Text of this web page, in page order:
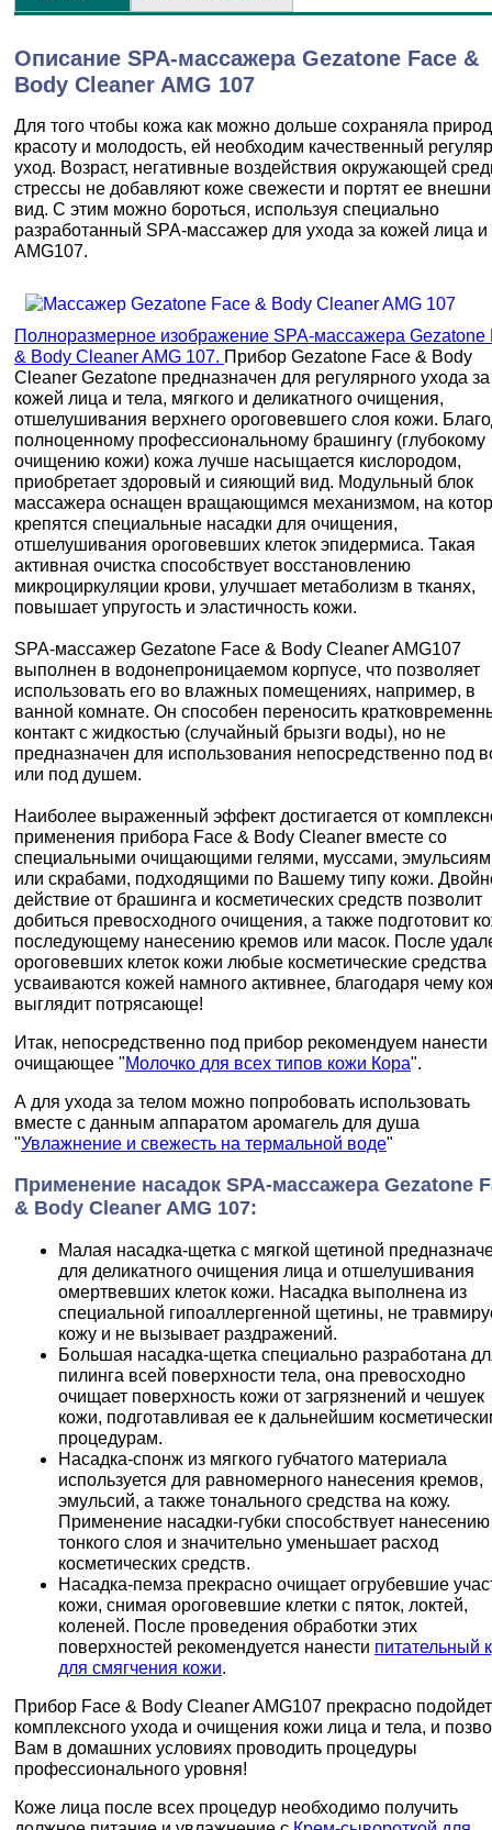
Описание SPA-массажера Gezatone Face &
Body Cleaner AMG 107
Для того чтобы кожа как можно дольше сохраняла
красоту и молодость, ей необходим качественный
уход. Возраст, негативные воздействия окружающей
стрессы не добавляют коже свежести и портят ее
вид. С этим можно бороться, используя специально
разработанный SPA-массажер для ухода за кожей лица и
AMG107.
Полноразмерное изображение SPA-массажера Gezatone
& Body Cleaner AMG 107. Прибор Gezatone Face & Body
Cleaner Gezatone предназначен для регулярного ухода за
кожей лица и тела, мягкого и деликатного очищения,
отшелушивания верхнего ороговевшего слоя кожи.
полноценному профессиональному брашингу (глубокому
очищению кожи) кожа лучше насыщается кислородом,
приобретает здоровый и сияющий вид. Модульный блок
массажера оснащен вращающимся механизмом, на
крепятся специальные насадки для очищения,
отшелушивания ороговевших клеток эпидермиса. Такая
активная очистка способствует восстановлению
микроциркуляции крови, улучшает метаболизм в тканях,
повышает упругость и эластичность кожи.
SPA-массажер Gezatone Face & Body Cleaner AMG107
выполнен в водонепроницаемом корпусе, что позволяет
использовать его во влажных помещениях, например, в
ванной комнате. Он способен переносить
контакт с жидкостью (случайный брызги воды), но не
предназначен для использования непосредственно под
или под душем.
Наиболее выраженный эффект достигается от
применения прибора Face & Body Cleaner вместе со
специальными очищающими гелями, муссами,
или скрабами, подходящими по Вашему типу кожи.
действие от брашинга и косметических средств позволит
добиться превосходного очищения, а также подготовит
последующему нанесению кремов или масок. После
ороговевших клеток кожи любые косметические средства
усваиваются кожей намного активнее, благодаря чему
выглядит потрясающе!
Итак, непосредственно под прибор рекомендуем нанести
очищающее "Молочко для всех типов кожи Кора".
А для ухода за телом можно попробовать использовать
вместе с данным аппаратом аромагель для душа
"Увлажнение и свежесть на термальной воде"
Применение насадок SPA-массажера Gezatone
& Body Cleaner AMG 107:
Малая насадка-щетка с мягкой щетиной
для деликатного очищения лица и отшелушивания
омертвевших клеток кожи. Насадка выполнена из
специальной гипоаллергенной щетины, не
кожу и не вызывает раздражений.
Большая насадка-щетка специально разработана
пилинга всей поверхности тела, она превосходно
очищает поверхность кожи от загрязнений и чешуек
кожи, подготавливая ее к дальнейшим
процедурам.
Насадка-спонж из мягкого губчатого материала
используется для равномерного нанесения кремов,
эмульсий, а также тонального средства на кожу.
Применение насадки-губки способствует нанесению
тонкого слоя и значительно уменьшает расход
косметических средств.
Насадка-пемза прекрасно очищает огрубевшие
кожи, снимая ороговевшие клетки с пяток, локтей,
коленей. После проведения обработки этих
поверхностей рекомендуется нанести питательный
для смягчения кожи.
Прибор Face & Body Cleaner AMG107 прекрасно
комплексного ухода и очищения кожи лица и тела, и
Вам в домашних условиях проводить процедуры
профессионального уровня!
Коже лица после всех процедур необходимо получить